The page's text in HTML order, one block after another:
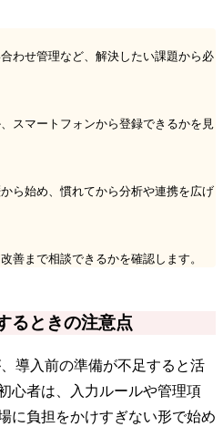
わせ管理など、解決したい課題から必
スマートフォンから登録できるかを見
ら始め、慣れてから分析や連携を広げ
善まで相談できるかを確認します。
るときの注意点
導入前の準備が不足すると活
心者は、入力ルールや管理項
に負担をかけすぎない形で始め